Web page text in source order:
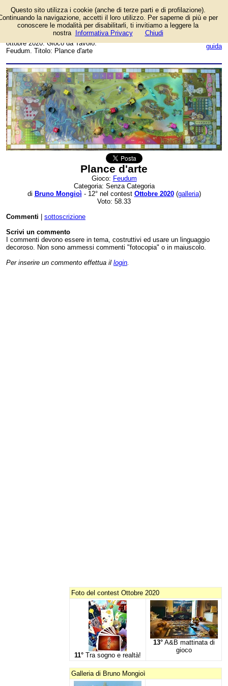
guida
Foto dell'autore Bruno
Mongioì candidata al contest
fotografico su FotoGiochi.
Data inserimento: sabato 31
ottobre 2020. Gioco da Tavolo:
Feudum. Titolo: Plance d'arte
Plance d'arte
Gioco: Feudum
Categoria: Senza Categoria
di Bruno Mongioì - 12° nel contest Ottobre 2020(galleria)
Voto: 58.33
Commenti
sottoscrizione
Scrivi un commento
I commenti devono essere in tema, costruttivi ed usare un linguaggio
decoroso. Non sono ammessi commenti "fotocopia" o in maiuscolo.
Per inserire un commento effettua il login.
Foto del contest Ottobre 2020
11° Tra sogno e realtà!
13°A&B mattinata di
gioco
Galleria di Bruno Mongioì
Questo sito utilizza i cookie (anche di terze parti e di profilazione).
la navigazione, accetti il loro utilizzo. Per saperne di più e per
conoscere le modalità per disabilitarli, ti invitiamo a leggere la
nostra
Informativa Privacy Chiudi